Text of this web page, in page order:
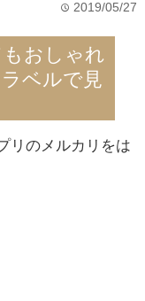
time 2019/05/27
おしゃれ
ベルで見
リのメルカリをは